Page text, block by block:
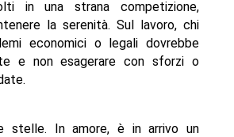
in una strana competizione,
la serenità. Sul lavoro, chi
economici o legali dovrebbe
e non esagerare con sforzi o
stelle. In amore, è in arrivo un